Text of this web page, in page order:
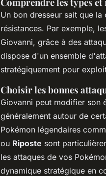
Un bon dresseur sait que
résistances. Par exemple,
Giovanni, grâce à des
dispose d'un ensemble
stratégiquement pour
Choisir les bonnes
Giovanni peut modifier son
généralement autour de
Pokémon légendaires
ou Riposte sont
les attaques de vos
dynamique stratégique en